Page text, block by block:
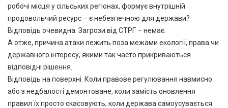
робочі місця у сільських регіонах, формує внутрішній
продовольчий ресурс – є небезпечною для держави?
Відповідь очевидна. Загрози від СТРГ – немає.
А отже, причина атаки лежить поза межами екології, права чи
державного інтересу, якими так часто прикриваються
відповідні рішення.
Відповідь на поверхні. Коли правове регулювання навмисно
або з недбалості демонтоване, коли замість оновлення
правил їх просто скасовують, коли держава самоусувається